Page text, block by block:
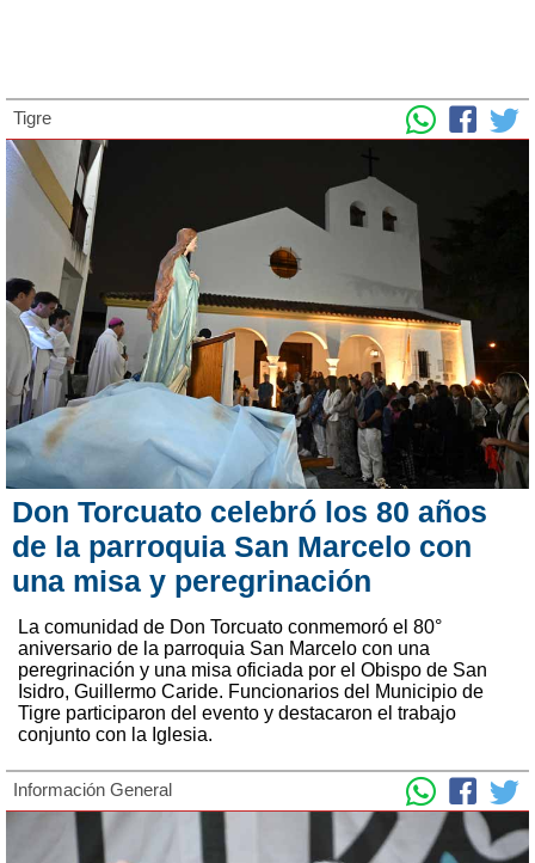
Tigre
Don Torcuato celebró los 80 años
de la parroquia San Marcelo con
una misa y peregrinación
La comunidad de Don Torcuato conmemoró el 80°
aniversario de la parroquia San Marcelo con una
peregrinación y una misa oficiada por el Obispo de San
Isidro, Guillermo Caride. Funcionarios del Municipio de
Tigre participaron del evento y destacaron el trabajo
conjunto con la Iglesia.
Información General